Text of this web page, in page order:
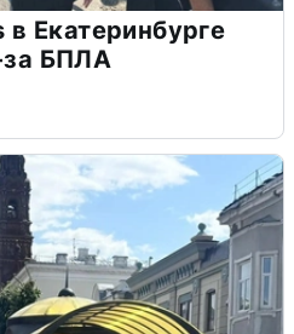
Екатеринбурге
за БПЛА